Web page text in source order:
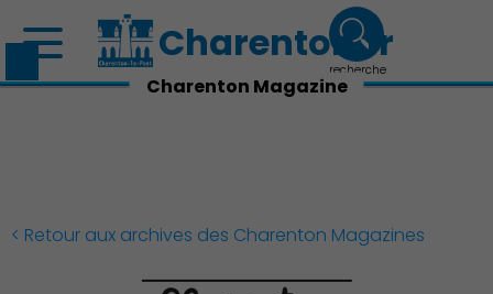
Découvrir Charenton
Charenton.fr
recherche
Charenton Magazine
< Retour aux archives des Charenton Magazines